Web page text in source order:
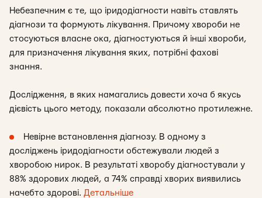
Небезпечним є те, що іридодіагности навіть ставлять
діагнози та формують лікування. Причому хвороби не
стосуються власне ока, діагностуються й інші хвороби,
для призначення лікування яких, потрібні фахові
знання.
Дослідження, в яких намагались довести хоча б якусь
дієвість цього методу, показали абсолютно протилежне.
Невірне встановлення діагнозу. В одному з
досліджень іридодіагности обстежували людей з
хворобою нирок. В результаті хворобу діагностували у
88% здорових людей, а 74% справді хворих виявились
начебто здорові. Детальніше